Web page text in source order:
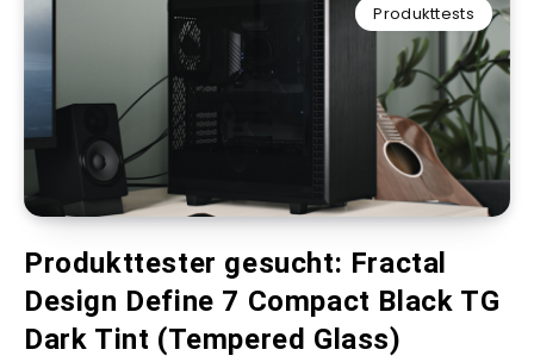
Produkttests
Produkttester gesucht: Fractal
Design Define 7 Compact Black TG
Dark Tint (Tempered Glass)